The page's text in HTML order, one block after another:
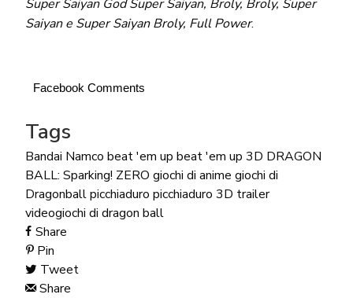
Super Saiyan God Super Saiyan, Broly, Broly, Super
Saiyan e Super Saiyan Broly, Full Power.
Facebook Comments
Tags
Bandai Namco beat 'em up beat 'em up 3D DRAGON
BALL: Sparking! ZERO giochi di anime giochi di
Dragonballpicchiaduro picchiaduro 3D trailer
videogiochi di dragon ball
Share
Pin
Tweet
Share